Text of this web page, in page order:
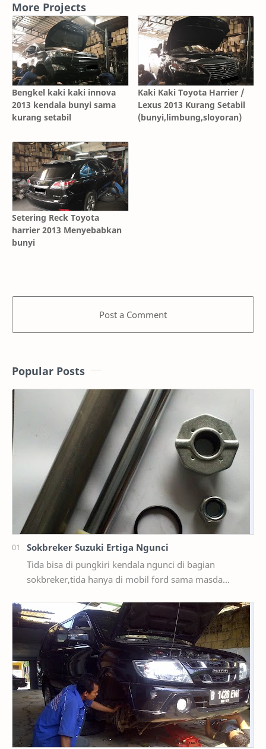
More Projects
Bengkel kaki kaki innova
2013 kendala bunyi sama
kurang setabil
Kaki Kaki Toyota Harrier /
Lexus 2013 Kurang Setabil
(bunyi,limbung,sloyoran)
Setering Reck Toyota
harrier 2013 Menyebabkan
bunyi
Post a Comment
Popular Posts
Sokbreker Suzuki Ertiga Ngunci
Tida bisa di pungkiri kendala ngunci di bagian
sokbreker,tida hanya di mobil ford sama masda